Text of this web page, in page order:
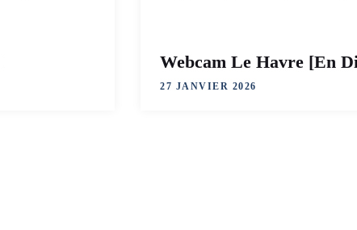
Webcam Le Havre [En
27 JANVIER 2026